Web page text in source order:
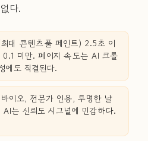
다.
대 콘텐츠풀 페인트) 2.5초 이
0.1 미만. 페이지 속도는 AI 크롤
에도 직결된다.
이오, 전문가 인용, 투명한 날
AI는 신뢰도 시그널에 민감하다.